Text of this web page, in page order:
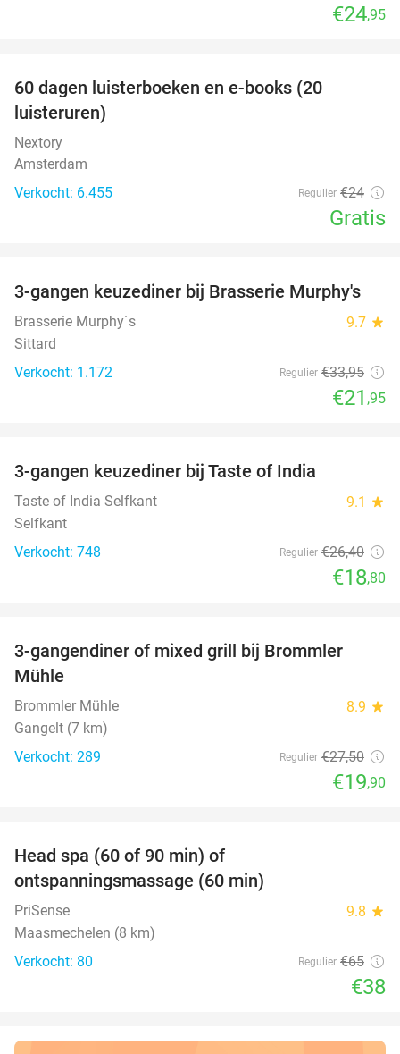
€24,95
60 dagen luisterboeken en e-books (20
luisteruren)
Nextory
Amsterdam
Verkocht: 6.455
Regulier €24
Gratis
35%
3-gangen keuzediner bij Brasserie Murphy's
Brasserie Murphy´s 9.7 star
Sittard
Verkocht: 1.172
Regulier €33,95
€21 ,95
3-gangen keuzediner bij Taste of India
Taste of India Selfkant 9.1 star
Selfkant
Verkocht: 748
Regulier €26,40
€18,80
3-gangendiner of mixed grill bij Brommler
Mühle
Brommler Mühle 8.9 star
Gangelt (7 km)
Verkocht: 289
Regulier €27,50
€19,90
Head spa (60 of 90 min) of
ontspanningsmassage (60 min)
PriSense 9.8 star
Maasmechelen (8 km)
Verkocht: 80
Regulier €65
€38